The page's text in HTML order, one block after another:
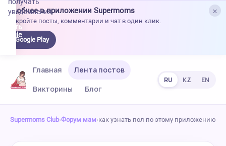
×
Удобнее в приложении Supermoms
Откройте посты, комментарии и чат в один клик.
Google Play
уведомления.
Главная
Лента постов
Викторины
Блог
RU KZ EN
Supermoms Club›Форум мам›как узнать пол по этому приложению